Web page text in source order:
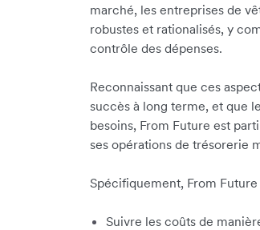
marché, les entreprises de
robustes et rationalisés, y
contrôle des dépenses.
Reconnaissant que ces
succès à long terme, et que
besoins, From Future est
ses opérations de trésorerie
Spécifiquement, From
Suivre les coûts de